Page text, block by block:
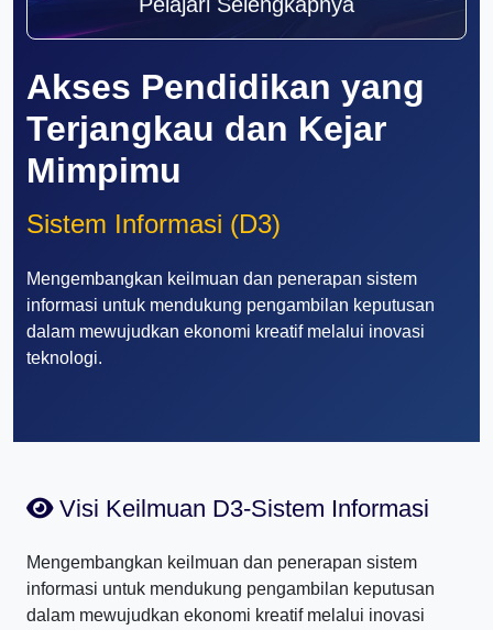
Akses Pendidikan yang
Terjangkau dan Kejar
Mimpimu
Sistem Informasi (D3)
Mengembangkan keilmuan dan penerapan sistem
informasi untuk mendukung pengambilan keputusan
dalam mewujudkan ekonomi kreatif melalui inovasi
teknologi.
Visi Keilmuan D3-Sistem Informasi
Mengembangkan keilmuan dan penerapan sistem
informasi untuk mendukung pengambilan keputusan
dalam mewujudkan ekonomi kreatif melalui inovasi